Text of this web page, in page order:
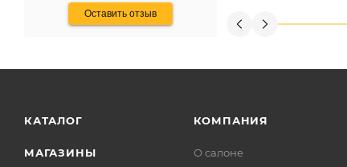
Оставить отзыв
КАТАЛОГ
МАГАЗИНЫ
КОМПАНИЯ
О салоне